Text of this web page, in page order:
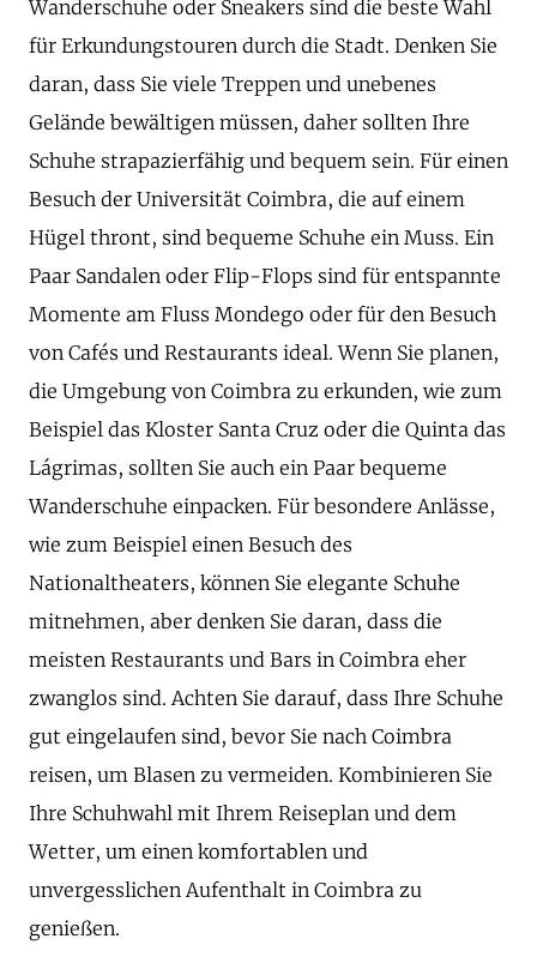
Wanderschuhe oder Sneakers sind die beste Wahl
für Erkundungstouren durch die Stadt. Denken Sie
daran, dass Sie viele Treppen und unebenes
Gelände bewältigen müssen, daher sollten Ihre
Schuhe strapazierfähig und bequem sein. Für einen
Besuch der Universität Coimbra, die auf einem
Hügel thront, sind bequeme Schuhe ein Muss. Ein
Paar Sandalen oder Flip-Flops sind für entspannte
Momente am Fluss Mondego oder für den Besuch
von Cafés und Restaurants ideal. Wenn Sie planen,
die Umgebung von Coimbra zu erkunden, wie zum
Beispiel das Kloster Santa Cruz oder die Quinta das
Lágrimas, sollten Sie auch ein Paar bequeme
Wanderschuhe einpacken. Für besondere Anlässe,
wie zum Beispiel einen Besuch des
Nationaltheaters, können Sie elegante Schuhe
mitnehmen, aber denken Sie daran, dass die
meisten Restaurants und Bars in Coimbra eher
zwanglos sind. Achten Sie darauf, dass Ihre Schuhe
gut eingelaufen sind, bevor Sie nach Coimbra
reisen, um Blasen zu vermeiden. Kombinieren Sie
Ihre Schuhwahl mit Ihrem Reiseplan und dem
Wetter, um einen komfortablen und
unvergesslichen Aufenthalt in Coimbra zu
genießen.